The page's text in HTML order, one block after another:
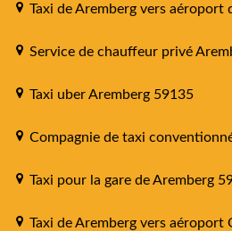
Taxi de Aremberg vers aéroport
Service de chauffeur privé
Taxi uber Aremberg 59135
Compagnie de taxi
Taxi pour la gare de Aremberg
Taxi de Aremberg vers aéroport